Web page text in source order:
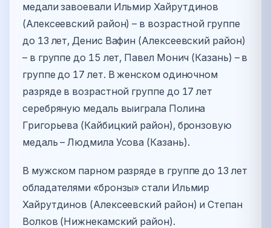
медали завоевали Ильмир Хайрутдинов
(Алексеевский район) – в возрастной группе
до 13 лет, Денис Вафин (Алексеевский район)
– в группе до 15 лет, Павел Монич (Казань) – в
группе до 17 лет. В женском одиночном
разряде в возрастной группе до 17 лет
серебряную медаль выиграла Полина
Григорьева (Кайбицкий район), бронзовую
медаль – Людмила Усова (Казань).
В мужском парном разряде в группе до 13 лет
обладателями «бронзы» стали Ильмир
Хайрутдинов (Алексеевский район) и Степан
Волков (Нижнекамский район).